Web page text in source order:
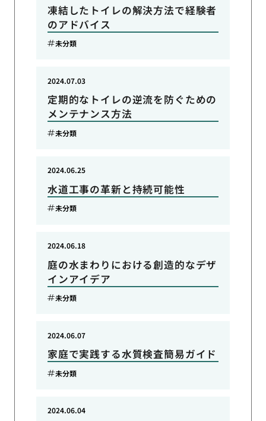
凍結したトイレの解決方法で経験者
のアドバイス
未分類
定期的なトイレの逆流を防ぐための
メンテナンス方法
2024.07.03
未分類
水道工事の革新と持続可能性
2024.06.25
未分類
庭の水まわりにおける創造的なデザ
インアイデア
2024.06.18
未分類
家庭で実践する水質検査簡易ガイド
2024.06.07
未分類
2024.06.04